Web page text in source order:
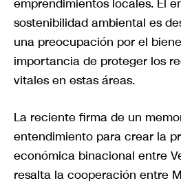
emprendimientos locales. El
sostenibilidad ambiental es
una preocupación por el
importancia de proteger los
vitales en estas áreas.
La reciente firma de un
entendimiento para crear la
económica binacional entre
resalta la cooperación entre